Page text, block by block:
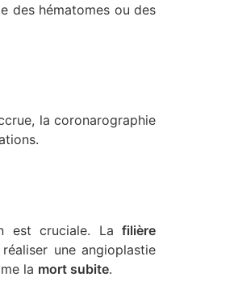
des hématomes ou des
la coronarographie
est cruciale. La filière
une angioplastie
la mort subite.